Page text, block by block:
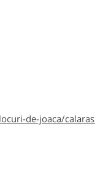
de-joaca/